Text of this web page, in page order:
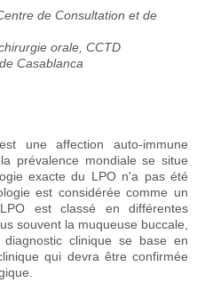
de Consultation et de
orale, CCTD
Casablanca
une affection auto-immune
prévalence mondiale se situe
exacte du LPO n'a pas été
est considérée comme un
est classé en différentes
souvent la muqueuse buccale,
clinique se base en
qui devra être confirmée